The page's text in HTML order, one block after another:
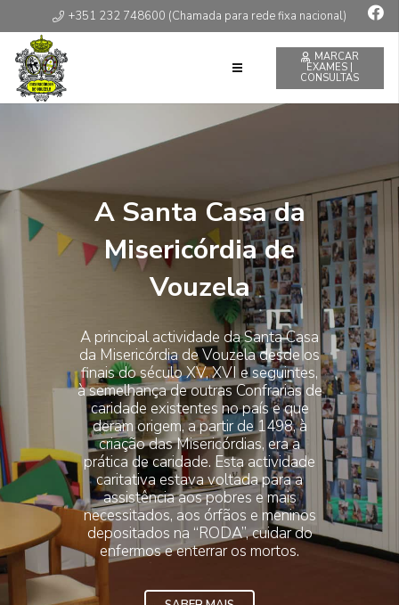
+351 232 748600 (Chamada para rede fixa nacional)
MARCAR
EXAMES |
CONSULTAS
A Santa Casa da
Misericórdia de
Vouzela
A principal actividade da Santa Casa
da Misericórdia de Vouzela desde os
finais do século XV, XVI e seguintes,
à semelhança de outras Confrarias de
caridade existentes no país e que
deram origem, a partir de 1498, à
criação das Misericórdias, era a
prática de caridade. Esta actividade
caritativa estava voltada para a
assistência aos pobres e mais
necessitados, aos órfãos e meninos
depositados na “RODA”, cuidar do
enfermos e enterrar os mortos.